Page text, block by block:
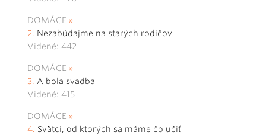
DOMÁCE
Nezabúdajme na starých rodičov
Videné: 442
DOMÁCE
A bola svadba
Videné: 415
DOMÁCE
Svätci, od ktorých sa máme čo učiť